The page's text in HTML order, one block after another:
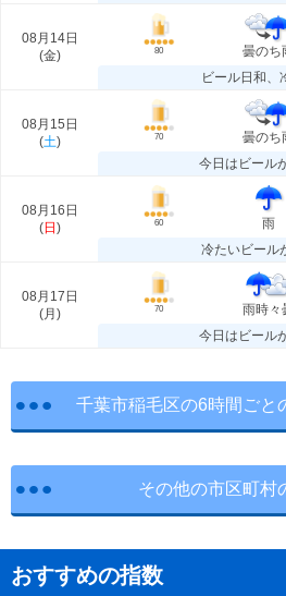
08月14日
(金) 80 曇のち
ビール日和、
08月15日
(土) 70 曇のち
今日はビール
08月16日
(日 ) 60 雨
冷たいビール
08月17日
(月 ) 70 雨時々
今日はビール
千葉市稲毛区の6時間ごと
その他の市区町村
おすすめの指数